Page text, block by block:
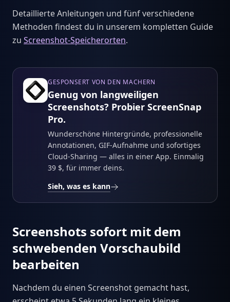
Detaillierte Anleitungen und fünf verschiedene
Methoden findest du in unserem kompletten Guide
zu Screenshot-Speicherorten.
GESPONSERT VON DEN MACHERN
Genug von langweiligen
Screenshots? Probier ScreenSnap
Pro.
Wunderschöne Hintergründe, professionelle
Annotationen, GIF-Aufnahme und sofortiges
Cloud-Sharing — alles in einer App. Einmalig
39 $, für immer deins.
Sieh, was es kann
Screenshots sofort mit dem
schwebenden Vorschaubild
bearbeiten
Nachdem du einen Screenshot gemacht hast,